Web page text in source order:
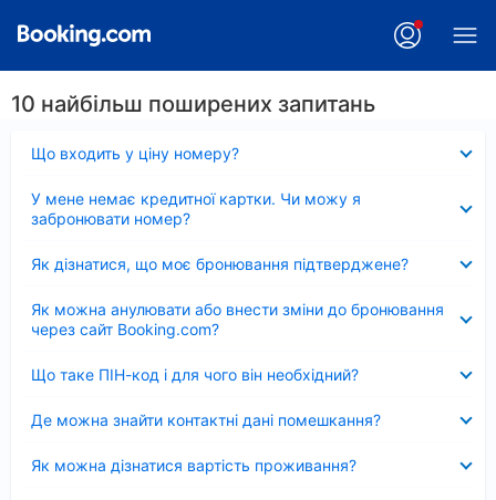
10 найбільш поширених запитань
Що входить у ціну номеру?
У мене немає кредитної картки. Чи можу я
забронювати номер?
Як дізнатися, що моє бронювання підтверджене?
Як можна анулювати або внести зміни до бронювання
через сайт Booking.com?
Що таке ПІН-код і для чого він необхідний?
Де можна знайти контактні дані помешкання?
Як можна дізнатися вартість проживання?